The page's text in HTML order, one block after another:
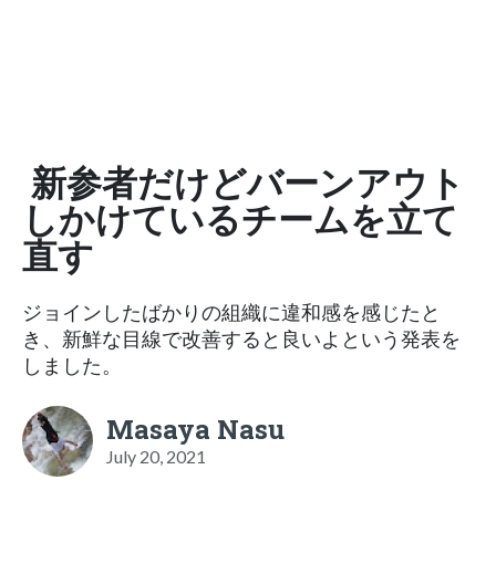
新参者だけどバーンアウト
しかけているチームを立て
直す
ジョインしたばかりの組織に違和感を感じたと
き、新鮮な目線で改善すると良いよという発表を
しました。
Masaya Nasu
July 20, 2021